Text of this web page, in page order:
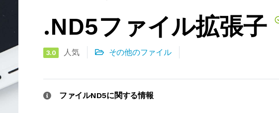
.ND5ファイル拡張子
3.0 人気 その他のファイル
ファイルND5に関する情報